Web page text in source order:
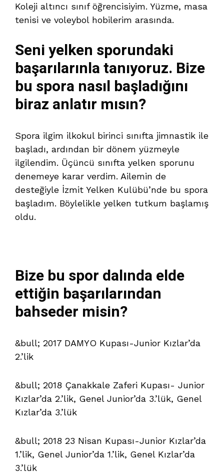
Koleji altıncı sınıf öğrencisiyim. Yüzme, masa
tenisi ve voleybol hobilerim arasında.
Seni yelken sporundaki
başarılarınla tanıyoruz. Bize
bu spora nasıl başladığını
biraz anlatır mısın?
Spora ilgim ilkokul birinci sınıfta jimnastik ile
başladı, ardından bir dönem yüzmeyle
ilgilendim. Üçüncü sınıfta yelken sporunu
denemeye karar verdim. Ailemin de
desteğiyle İzmit Yelken Kulübü’nde bu spora
başladım. Böylelikle yelken tutkum başlamış
oldu.
Bize bu spor dalında elde
ettiğin başarılarından
bahseder misin?
&bull; 2017 DAMYO Kupası-Junior Kızlar’da
2.’lik
&bull; 2018 Çanakkale Zaferi Kupası- Junior
Kızlar’da 2.’lik, Genel Junior’da 3.’lük, Genel
Kızlar’da 3.’lük
&bull; 2018 23 Nisan Kupası-Junior Kızlar’da
1.’lik, Genel Junior’da 1.’lik, Genel Kızlar’da
3.’lük